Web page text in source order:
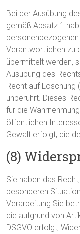
Bei der Ausübung
gemäß Absatz 1
Verantwortlichen zu
übermittelt werden,
Ausübung des
Recht auf Löschung
unberührt. Dieses
für die
öffentlichen
Gewalt erfolgt, die
(8)
Sie haben das
besonderen
Verarbeitung Sie
die aufgrund von
DSGVO erfolgt,